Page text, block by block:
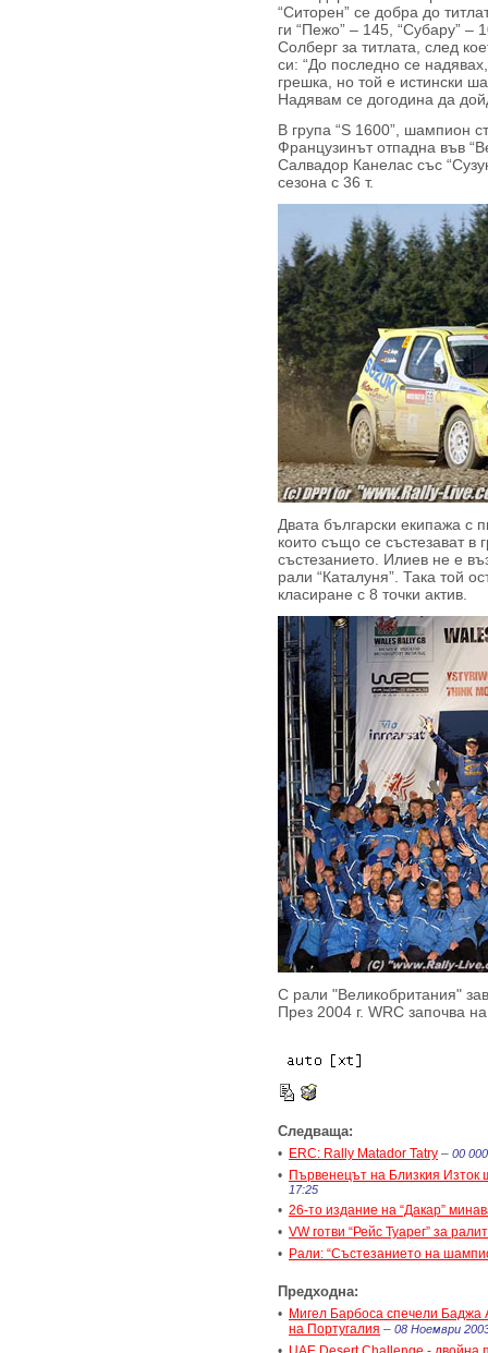
“Ситорен” се добра до
ги “Пежо” – 145, “Субару” –
Солберг за титлата, след
си: “До последно се
грешка, но той е истински
Надявам се догодина да
В група “S 1600”, шампион
Французинът отпадна във
Салвадор Канелас със
сезона с 36 т.
Двата български екипажа с
които също се състезават в
състезанието. Илиев не е
рали “Каталуня”. Така той
класиране с 8 точки актив.
С рали "Великобритания"
През 2004 г. WRC започва
Следваща:
• ERC: Rally Matador Tatry – 00
• Първенецът на Близкия Изток
17:25
• 26-то издание на “Дакар”
• VW готви “Рейс Туарег” за
• Рали: “Състезанието на
Предходна:
• Мигел Барбоса спечели
на Португалия – 08 Ноември